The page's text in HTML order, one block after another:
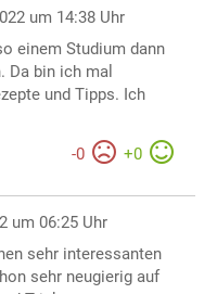
um 14:38 Uhr
einem Studium dann
Da bin ich mal
und Tipps. Ich
-0 +0
um 06:25 Uhr
sehr interessanten
sehr neugierig auf